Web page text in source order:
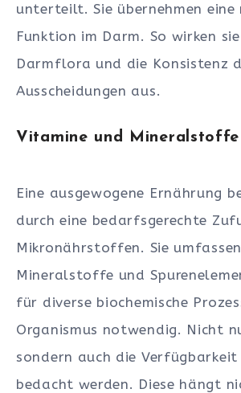
unterteilt. Sie übernehmen eine
Funktion im Darm. So wirken
Darmflora und die Konsistenz
Ausscheidungen aus.
Vitamine und Mineralstoffe
Eine ausgewogene Ernährung
durch eine bedarfsgerechte
Mikronährstoffen. Sie
Mineralstoffe und
für diverse biochemische
Organismus notwendig. Nicht
sondern auch die Verfügbarkeit
bedacht werden. Diese hängt